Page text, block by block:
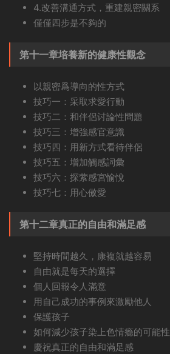
4.改善溝通方式，重建親密關系
僅僅四步是不夠的
第十一章培養新的健康性觀念
以親密爲導向的性方式
技巧一：采取求愛行動
技巧二：和伴侶讨論性問題
技巧三：增強感官意識
技巧四：用新方式看待伴侶
技巧五：增加觸感詞彙
技巧六：探萦感宮愉悅
技巧七：用心傲愛
第十二章真正的自由和滿足感
堅持時間越久，康複就越容易
自由就是每天的選擇
個人回報令人滿意
用自己成功的事例來激勵他人
保護孩子
如何減少孩子染上色情瘾的可能性
慶祝真正的自由和滿足感